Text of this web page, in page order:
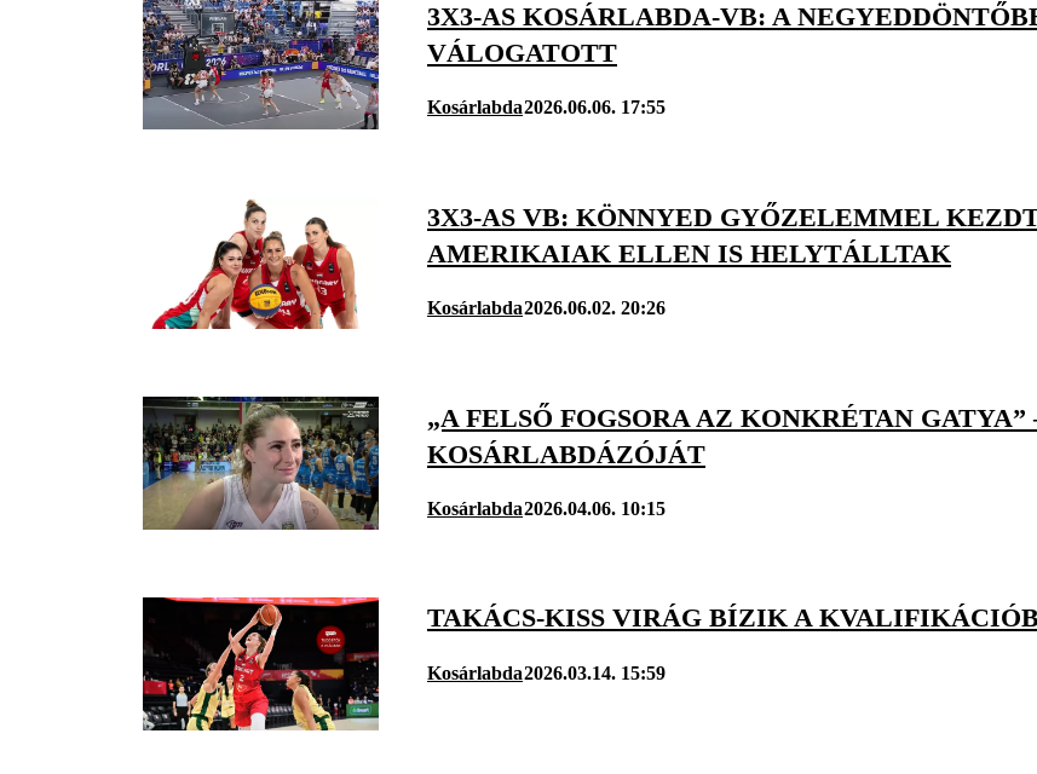
3X3-AS KOSÁRLABDA-VB: A
VÁLOGATOTT
Kosárlabda2026.06.06. 17:55
3X3-AS VB: KÖNNYED GYŐZELEMMEL
AMERIKAIAK ELLEN IS HELYTÁLLTAK
Kosárlabda2026.06.02. 20:26
„A FELSŐ FOGSORA AZ KONKRÉTAN
KOSÁRLABDÁZÓJÁT
Kosárlabda2026.04.06. 10:15
TAKÁCS-KISS VIRÁG BÍZIK A
Kosárlabda2026.03.14. 15:59